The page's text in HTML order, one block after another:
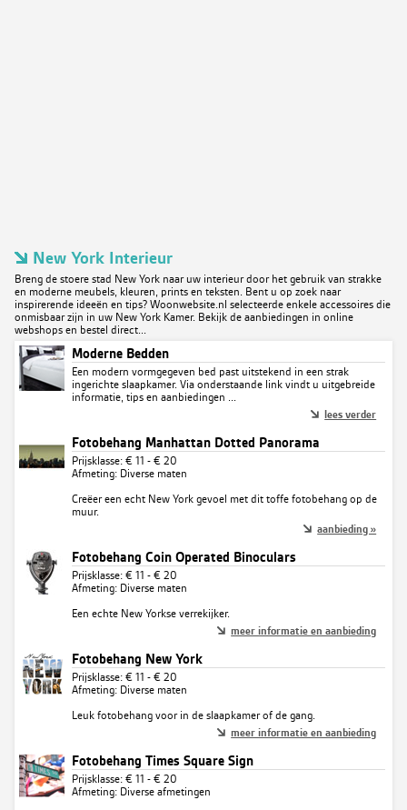
New York Interieur
Breng de stoere stad New York naar uw interieur door het gebruik van strakke
en moderne meubels, kleuren, prints en teksten. Bent u op zoek naar
inspirerende ideeën en tips? Woonwebsite.nl selecteerde enkele accessoires die
onmisbaar zijn in uw New York Kamer. Bekijk de aanbiedingen in online
webshops en bestel direct...
Moderne Bedden
Een modern vormgegeven bed past uitstekend in een strak
ingerichte slaapkamer. Via onderstaande link vindt u uitgebreide
informatie, tips en aanbiedingen ...
lees verder
Fotobehang Manhattan Dotted Panorama
Prijsklasse: € 11 - € 20
Afmeting: Diverse maten
Creëer een echt New York gevoel met dit toffe fotobehang op de
muur.
aanbieding »
Fotobehang Coin Operated Binoculars
Prijsklasse: € 11 - € 20
Afmeting: Diverse maten
Een echte New Yorkse verrekijker.
meer informatie en aanbieding
Fotobehang New York
Prijsklasse: € 11 - € 20
Afmeting: Diverse maten
Leuk fotobehang voor in de slaapkamer of de gang.
meer informatie en aanbieding
Fotobehang Times Square Sign
Prijsklasse: € 11 - € 20
Afmeting: Diverse afmetingen